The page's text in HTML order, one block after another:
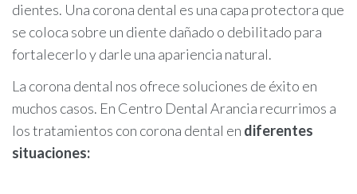
dientes. Una corona dental es una capa protectora que
se coloca sobre un diente dañado o debilitado para
fortalecerlo y darle una apariencia natural.
La corona dental nos ofrece soluciones de éxito en
muchos casos. En Centro Dental Arancia recurrimos a
los tratamientos con corona dental en diferentes
situaciones: